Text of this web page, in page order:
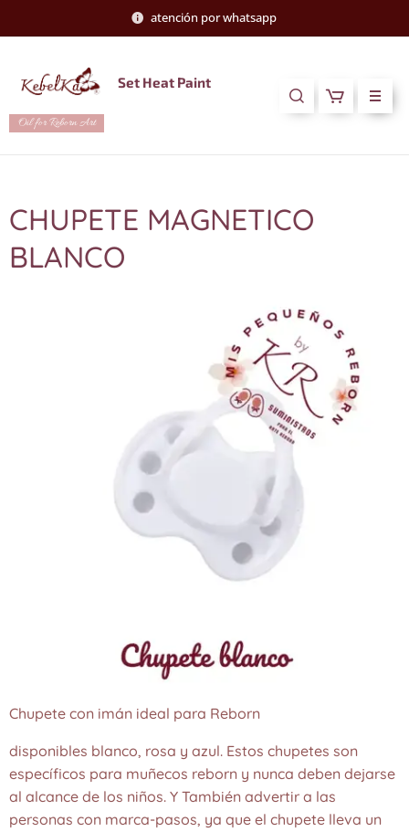
atención por whatsapp
Set Heat Paint
Oil for Reborn Art
CHUPETE MAGNETICO
BLANCO
Chupete con imán ideal para Reborn
disponibles blanco, rosa y azul. Estos chupetes son
específicos para muñecos reborn y nunca deben dejarse
al alcance de los niños. Y También advertir a las
personas con marca-pasos, ya que el chupete lleva un